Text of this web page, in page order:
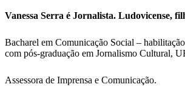
Vanessa Serra é Jornalista. Ludovicense,
Bacharel em Comunicação Social –
com pós-graduação em Jornalismo Cultural,
Assessora de Imprensa e Comunicação.